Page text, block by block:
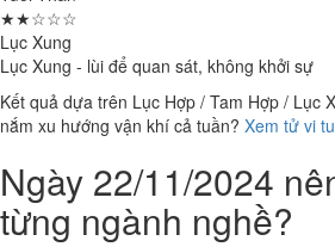
★★☆☆☆
Lục Xung
Lục Xung - lùi để quan sát, không khởi sự
Kết quả dựa trên Lục Hợp / Tam Hợp / Lục
nắm xu hướng vận khí cả tuần? Xem tử vi
Ngày 22/11/2024
từng ngành nghề?